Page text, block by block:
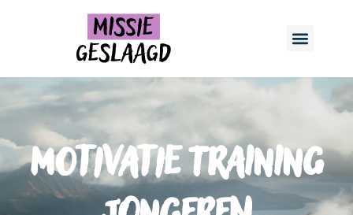
Motivatie training